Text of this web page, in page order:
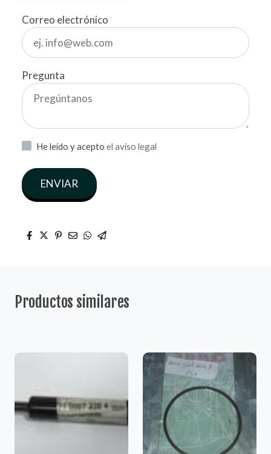
Correo electrónico
Pregunta
He leído y acepto el aviso legal
ENVIAR
Productos similares